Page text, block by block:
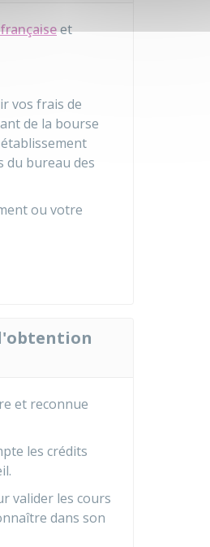
et
vos frais de
de la bourse
du bureau des
ou votre
et reconnue
les crédits
valider les cours
dans son